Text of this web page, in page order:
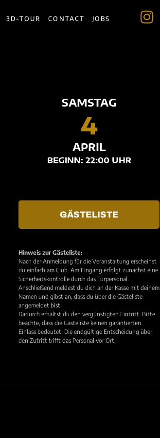
3D-TOUR CONTACT JOBS
SAMSTAG
4
APRIL
BEGINN: 22:00 UHR
GÄSTELISTE
Hinweis zur Gästeliste:
Nach der Anmeldung für die Veranstaltung erscheinst
du einfach am Club. Am Eingang erfolgt zunächst eine
Sicherheitskontrolle durch das Türpersonal.
Anschließend meldest du dich an der Kasse mit deinem
Namen und gibst an, dass du über die Gästeliste
angemeldet bist.
Dadurch erhältst du den vergünstigten Eintritt. Bitte
beachte, dass die Gästeliste keinen garantierten
Einlass bedeutet. Die endgültige Entscheidung über
den Zutritt trifft das Personal vor Ort.